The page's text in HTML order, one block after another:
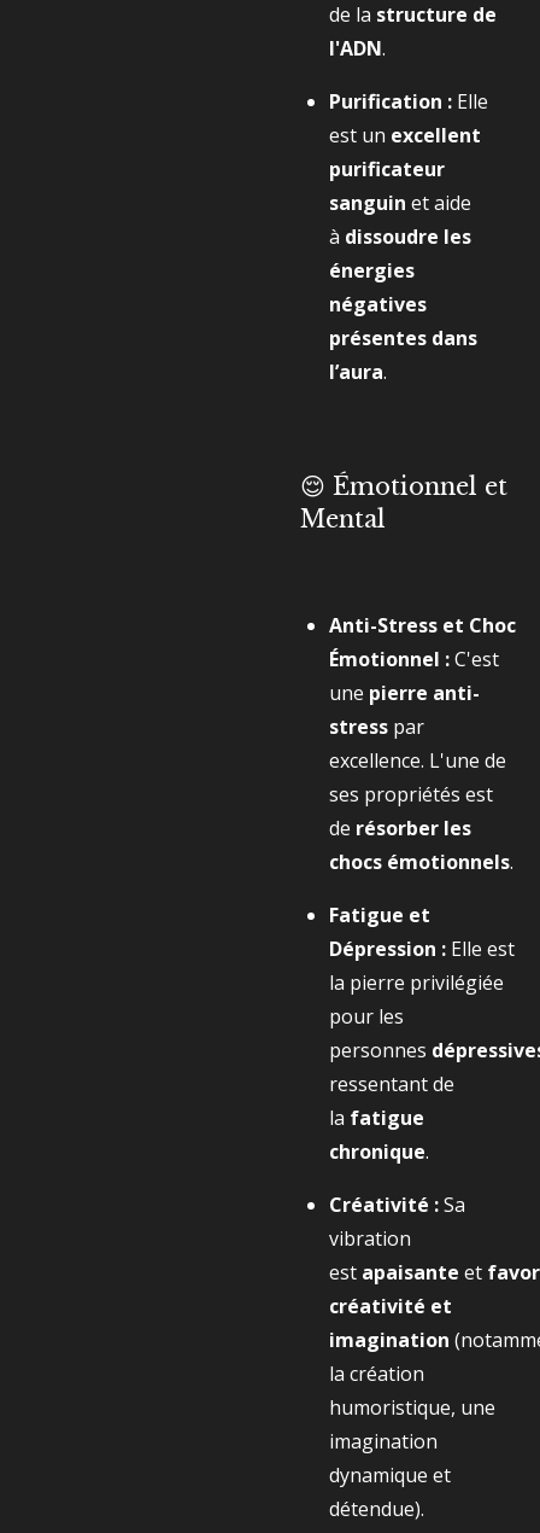
de la structure de
l'ADN.
Purification : Elle
est un excellent
purificateur
sanguin et aide
à dissoudre les
énergies
négatives
présentes dans
l’aura.
😌 Émotionnel et
Mental
Anti-Stress et Choc
Émotionnel :C'est
une pierre anti-
stress par
excellence. L'une de
ses propriétés est
de résorber les
chocs émotionnels.
Fatigue et
Dépression : Elle est
la pierre privilégiée
pour les
personnes
ressentant de
la fatigue
chronique.
Créativité :Sa
vibration
est apaisante et
créativité et
imagination
la création
humoristique, une
imagination
dynamique et
détendue).